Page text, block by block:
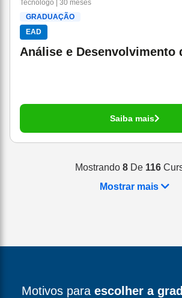
Tecnólogo | 30 meses
GRADUAÇÃO
EAD
Análise e Desenvolvimento
Saiba mais
Mostrando 8 De 116
Mostrar mais
Motivos para escolher a